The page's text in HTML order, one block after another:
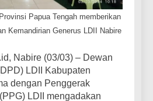
Papua Tengah memberikan
Kemandirian Generus LDII Nabire
Nabire (03/03) – Dewan
LDII Kabupaten
dengan Penggerak
LDII mengadakan